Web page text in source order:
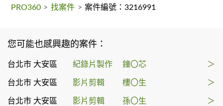
PRO360 > 找案件 > 案件編號：3216991
您可能也感興趣的案件：
台北市 大安區 紀錄片製作 鐘〇芯 ＞
台北市 大安區 影片剪輯 樓〇生 ＞
台北市 大安區 影片剪輯 孫〇生 ＞